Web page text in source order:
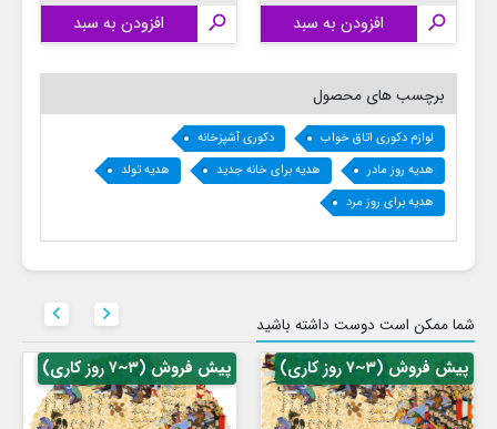
 افزودن به سبد  افزودن به سبد
برچسب های محصول
لوازم دکوری اتاق خواب
دکوری آشپزخانه
هدیه روز مادر
هدیه برای خانه جدید
هدیه تولد
هدیه برای روز مرد
شما ممکن است دوست داشته باشید 
پیش فروش (۳~۷ روز کاری) پیش فروش (۳~۷ روز کاری)
